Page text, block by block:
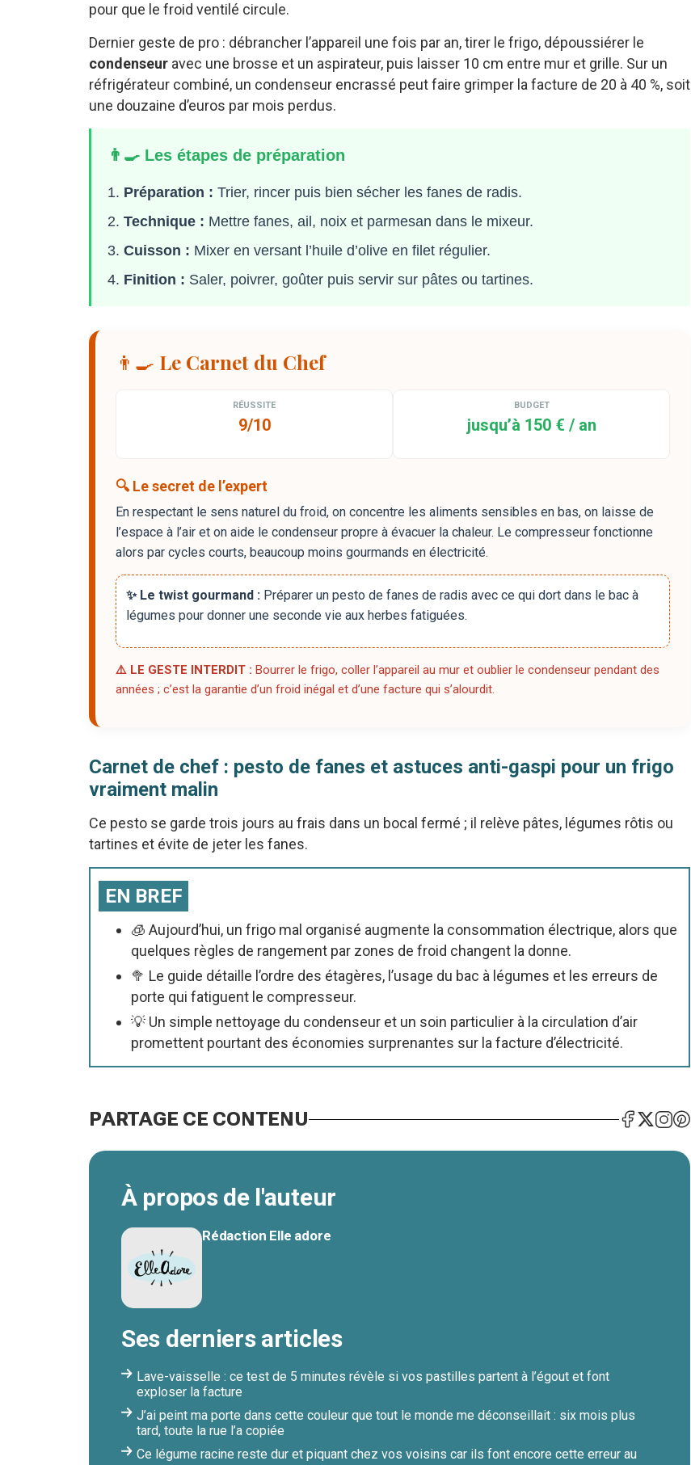
pour que le froid ventilé circule.
Dernier geste de pro : débrancher l’appareil une fois par an, tirer le frigo, dépoussiérer le
condenseur avec une brosse et un aspirateur, puis laisser 10 cm entre mur et grille. Sur un
réfrigérateur combiné, un condenseur encrassé peut faire grimper la facture de 20 à 40 %, soit
une douzaine d’euros par mois perdus.
👨‍🍳 Les étapes de préparation
Préparation : Trier, rincer puis bien sécher les fanes de radis.
Technique : Mettre fanes, ail, noix et parmesan dans le mixeur.
Cuisson : Mixer en versant l’huile d’olive en filet régulier.
Finition : Saler, poivrer, goûter puis servir sur pâtes ou tartines.
👨‍🍳 Le Carnet du Chef
RÉUSSITE
9/10
BUDGET
jusqu’à 150 € / an
🔍 Le secret de l’expert
En respectant le sens naturel du froid, on concentre les aliments sensibles en bas, on laisse de
l’espace à l’air et on aide le condenseur propre à évacuer la chaleur. Le compresseur fonctionne
alors par cycles courts, beaucoup moins gourmands en électricité.
✨ Le twist gourmand : Préparer un pesto de fanes de radis avec ce qui dort dans le bac à
légumes pour donner une seconde vie aux herbes fatiguées.
⚠️ LE GESTE INTERDIT : Bourrer le frigo, coller l’appareil au mur et oublier le condenseur pendant des
années ; c’est la garantie d’un froid inégal et d’une facture qui s’alourdit.
Carnet de chef : pesto de fanes et astuces anti-gaspi pour un frigo
vraiment malin
Ce pesto se garde trois jours au frais dans un bocal fermé ; il relève pâtes, légumes rôtis ou
tartines et évite de jeter les fanes.
EN BREF
🧊 Aujourd’hui, un frigo mal organisé augmente la consommation électrique, alors que
quelques règles de rangement par zones de froid changent la donne.
🥦 Le guide détaille l’ordre des étagères, l’usage du bac à légumes et les erreurs de
porte qui fatiguent le compresseur.
💡 Un simple nettoyage du condenseur et un soin particulier à la circulation d’air
promettent pourtant des économies surprenantes sur la facture d’électricité.
PARTAGE CE CONTENU
À propos de l'auteur
Rédaction Elle adore
Ses derniers articles
Lave-vaisselle : ce test de 5 minutes révèle si vos pastilles partent à l’égout et font
exploser la facture
J’ai peint ma porte dans cette couleur que tout le monde me déconseillait : six mois plus
tard, toute la rue l’a copiée
Ce légume racine reste dur et piquant chez vos voisins car ils font encore cette erreur au